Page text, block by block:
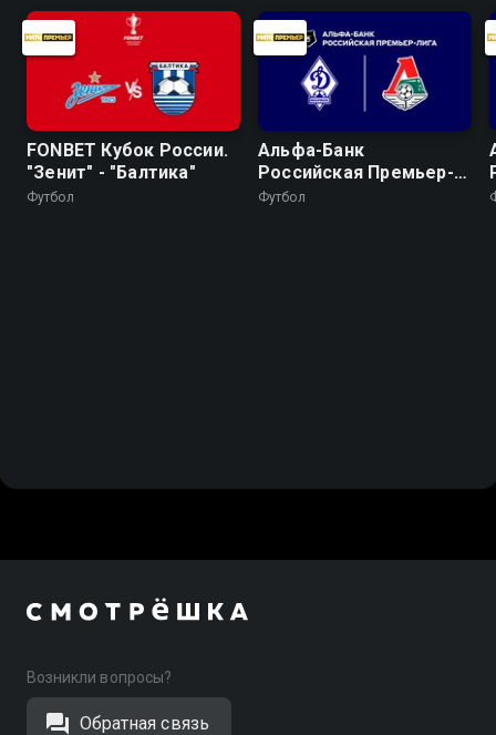
FONBET Кубок России.
"Зенит" - "Балтика"
Футбол
Альфа-Банк
Российская Премьер-
Лига. Тур 2. "Динамо"
Футбол
Возникли вопросы?
Обратная связь